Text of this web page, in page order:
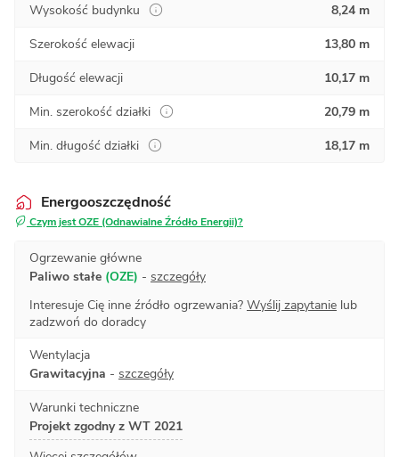
Wysokość budynku
8,24 m
Szerokość elewacji
13,80 m
Długość elewacji
10,17 m
Min. szerokość działki
20,79 m
Min. długość działki
18,17 m
Energooszczędność
Czym jest OZE (Odnawialne Źródło Energii)?
Ogrzewanie główne
Paliwo stałe (OZE) - szczegóły
Interesuje Cię inne źródło ogrzewania? Wyślij zapytanie lub
zadzwoń do doradcy
Wentylacja
Grawitacyjna - szczegóły
Warunki techniczne
Projekt zgodny z WT 2021